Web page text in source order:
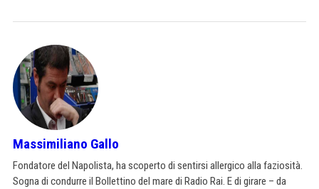
Massimiliano Gallo
Fondatore del Napolista, ha scoperto di sentirsi allergico alla faziosità.
Sogna di condurre il Bollettino del mare di Radio Rai. E di girare – da